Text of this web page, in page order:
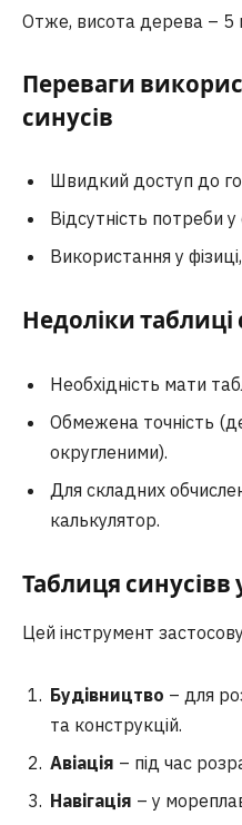
Отже, висота дерева – 5
Переваги
синусів
Швидкий доступ до
Відсутність потреби
Використання у
Недоліки таблиці
Необхідність мати
Обмежена точність
округленими).
Для складних
калькулятор.
Таблиця синусівв
Цей інструмент
Будівництво – для
та конструкцій.
Авіація – під час
Навігація – у